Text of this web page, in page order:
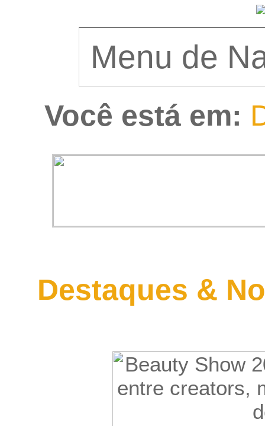
Você está em:
Destaques &